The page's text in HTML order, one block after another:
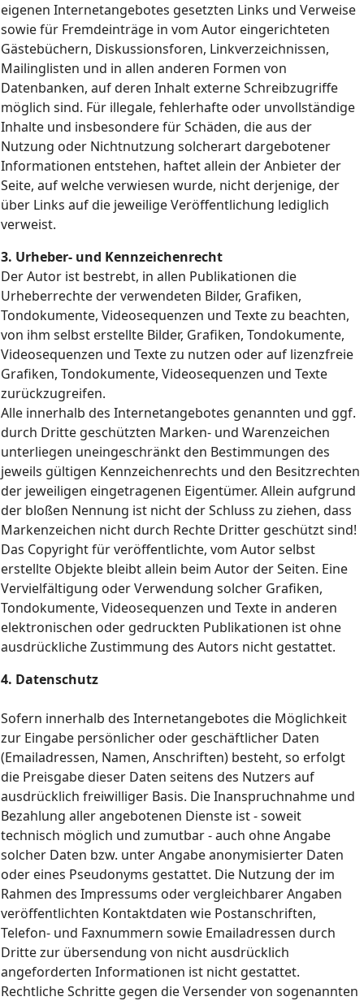
eigenen Internetangebotes gesetzten Links und Verweise
sowie für Fremdeinträge in vom Autor eingerichteten
Gästebüchern, Diskussionsforen, Linkverzeichnissen,
Mailinglisten und in allen anderen Formen von
Datenbanken, auf deren Inhalt externe Schreibzugriffe
möglich sind. Für illegale, fehlerhafte oder unvollständige
Inhalte und insbesondere für Schäden, die aus der
Nutzung oder Nichtnutzung solcherart dargebotener
Informationen entstehen, haftet allein der Anbieter der
Seite, auf welche verwiesen wurde, nicht derjenige, der
über Links auf die jeweilige Veröffentlichung lediglich
verweist.
3. Urheber- und Kennzeichenrecht
Der Autor ist bestrebt, in allen Publikationen die
Urheberrechte der verwendeten Bilder, Grafiken,
Tondokumente, Videosequenzen und Texte zu beachten,
von ihm selbst erstellte Bilder, Grafiken, Tondokumente,
Videosequenzen und Texte zu nutzen oder auf lizenzfreie
Grafiken, Tondokumente, Videosequenzen und Texte
zurückzugreifen.
Alle innerhalb des Internetangebotes genannten und ggf.
durch Dritte geschützten Marken- und Warenzeichen
unterliegen uneingeschränkt den Bestimmungen des
jeweils gültigen Kennzeichenrechts und den Besitzrechten
der jeweiligen eingetragenen Eigentümer. Allein aufgrund
der bloßen Nennung ist nicht der Schluss zu ziehen, dass
Markenzeichen nicht durch Rechte Dritter geschützt sind!
Das Copyright für veröffentlichte, vom Autor selbst
erstellte Objekte bleibt allein beim Autor der Seiten. Eine
Vervielfältigung oder Verwendung solcher Grafiken,
Tondokumente, Videosequenzen und Texte in anderen
elektronischen oder gedruckten Publikationen ist ohne
ausdrückliche Zustimmung des Autors nicht gestattet.
4. Datenschutz
Sofern innerhalb des Internetangebotes die Möglichkeit
zur Eingabe persönlicher oder geschäftlicher Daten
(Emailadressen, Namen, Anschriften) besteht, so erfolgt
die Preisgabe dieser Daten seitens des Nutzers auf
ausdrücklich freiwilliger Basis. Die Inanspruchnahme und
Bezahlung aller angebotenen Dienste ist - soweit
technisch möglich und zumutbar - auch ohne Angabe
solcher Daten bzw. unter Angabe anonymisierter Daten
oder eines Pseudonyms gestattet. Die Nutzung der im
Rahmen des Impressums oder vergleichbarer Angaben
veröffentlichten Kontaktdaten wie Postanschriften,
Telefon- und Faxnummern sowie Emailadressen durch
Dritte zur übersendung von nicht ausdrücklich
angeforderten Informationen ist nicht gestattet.
Rechtliche Schritte gegen die Versender von sogenannten